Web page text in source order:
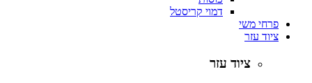
דמוי קריסטל
פרחי משי
ציוד עזר
ציוד עזר